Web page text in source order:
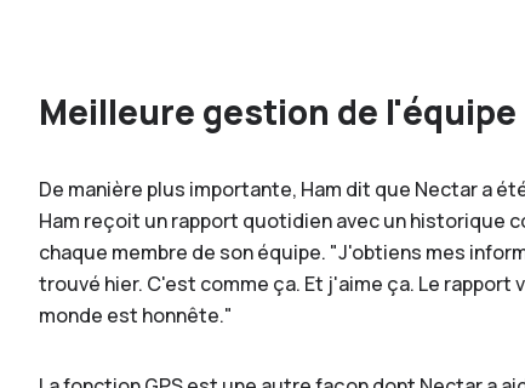
Meilleure gestion de l'équipe
De manière plus importante, Ham dit que Nectar a
Ham reçoit un rapport quotidien avec un historique
chaque membre de son équipe. "J'obtiens mes
trouvé hier. C'est comme ça. Et j'aime ça. Le
monde est honnête."